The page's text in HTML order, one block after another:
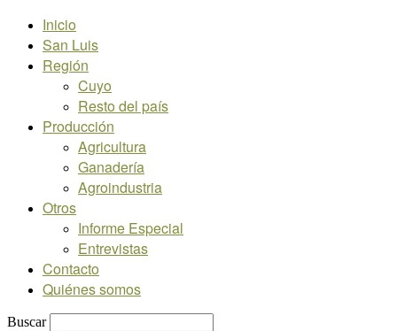
Inicio
San Luis
Región
Cuyo
Resto del país
Producción
Agricultura
Ganadería
Agroindustria
Otros
Informe Especial
Entrevistas
Contacto
Quiénes somos
Buscar